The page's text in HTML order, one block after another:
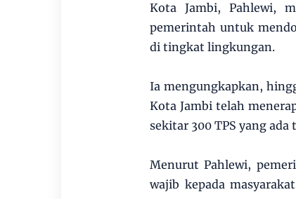
Kota Jambi, Pahlewi,
pemerintah untuk
di tingkat lingkungan.
Ia mengungkapkan,
Kota Jambi telah
sekitar 300 TPS yang
Menurut Pahlewi,
wajib kepada